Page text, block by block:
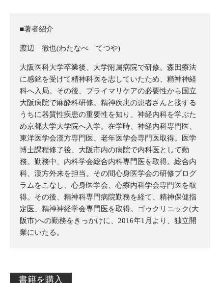
■著者紹介
渡辺 徹也(わたなべ てつや)
大阪医科大学卒業後、大学附属病院で研修。森田療法
に感銘を受けて精神科医を志していたため、精神神経
科へ入局。その後、プライマリケアの必要性から国立
大阪病院で麻酔科研修。精神疾患の患者さんと接する
うちに器質性疾患の重要性を知り、神経内科を学ぶた
め京都大学大学院へ入学。在学時、神経内科専門医、
東洋医学会漢方専門医、老年医学会専門医取得。医学
博士課程修了後、大阪市内の病院で内科医として勤
務。勤務中、内科学会総合内科専門医を取得。総合内
科、漢方外来を担当。その間心身医学会の研修プログ
ラムをこなし、心身医学会、心療内科学会専門医を取
得。その後、精神科専門病院勤務を経て、精神保健指
定医、精神神経学会専門医を取得。ゴゥクリニック(大
阪市)への勤務をきっかけに、2016年1月より、独立開
業にいたる。
書籍を購入